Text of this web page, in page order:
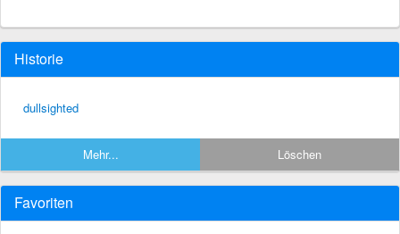
Historie
dullsighted
Mehr... Löschen
Favoriten